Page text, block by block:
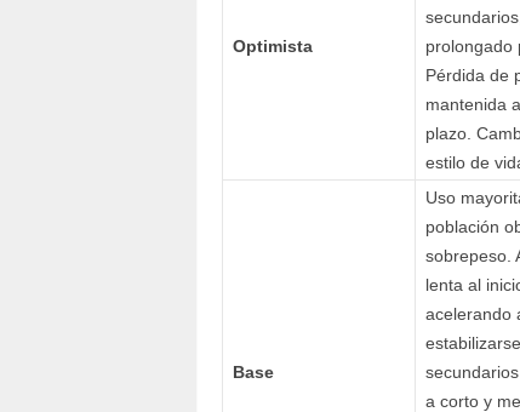
Optimista
prolongado
Pérdida de
mantenida
plazo.
estilo de
Base
Uso
población
sobrepeso.
lenta al
acelerando
a corto y